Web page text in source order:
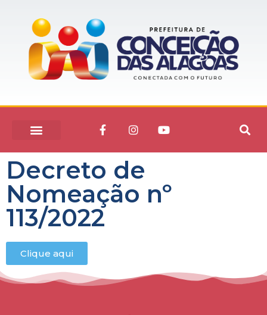
Decreto de
Nomeação nº
113/2022
Clique aqui